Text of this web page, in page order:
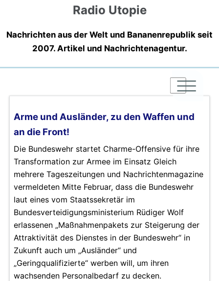
Radio Utopie
Nachrichten aus der Welt und Bananenrepublik seit
2007. Artikel und Nachrichtenagentur.
|
|
|
Arme und Ausländer, zu den Waffen und
an die Front!
Die Bundeswehr startet Charme-Offensive für ihre
Transformation zur Armee im Einsatz Gleich
mehrere Tageszeitungen und Nachrichtenmagazine
vermeldeten Mitte Februar, dass die Bundeswehr
laut eines vom Staatssekretär im
Bundesverteidigungsministerium Rüdiger Wolf
erlassenen „Maßnahmenpakets zur Steigerung der
Attraktivität des Dienstes in der Bundeswehr“ in
Zukunft auch um „Ausländer“ und
„Geringqualifizierte“ werben will, um ihren
wachsenden Personalbedarf zu decken.